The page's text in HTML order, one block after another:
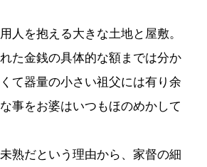
人を抱える大きな土地と屋敷。
た金銭の具体的な額までは分か
て器量の小さい祖父には有り余
事をお婆はいつもほのめかして
熟だという理由から、家督の細